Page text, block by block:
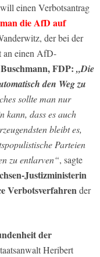
einen Verbotsantrag
die AfD auf
der bei der
an einen AfD-
FDP: „Die
den Weg zu
sollte man nur
kann, dass es auch
bleibt es,
Parteien
zu entlarven“, sagte
Justizministerin
Verbotsverfahrender
der
Heribert